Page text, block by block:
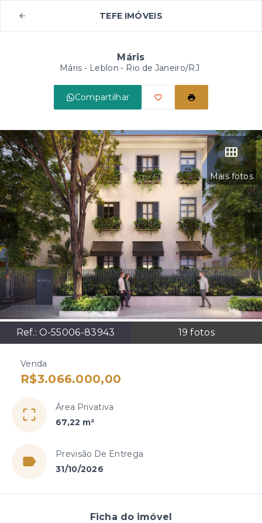
TEFE IMÓVEIS
Máris
Máris - Leblon - Rio de Janeiro/RJ
Compartilhar
Mais fotos
Ref.: O-55006-83943 19 fotos
Venda
R$3.066.000,00
Área Privativa
67,22 m²
Previsão De Entrega
31/10/2026
Ficha do imóvel